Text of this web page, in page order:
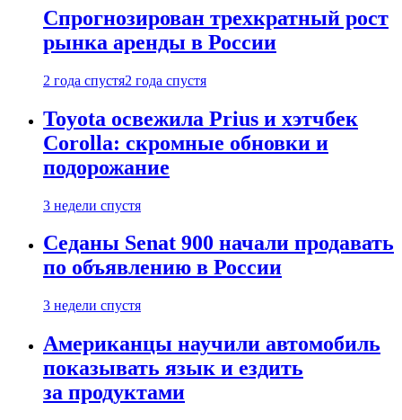
Спрогнозирован трехкратный рост
рынка аренды в России
2 года спустя2 года спустя
Toyota освежила Prius и хэтчбек
Corolla: скромные обновки и
подорожание
3 недели спустя
Седаны Senat 900 начали продавать
по объявлению в России
3 недели спустя
Американцы научили автомобиль
показывать язык и ездить
за продуктами